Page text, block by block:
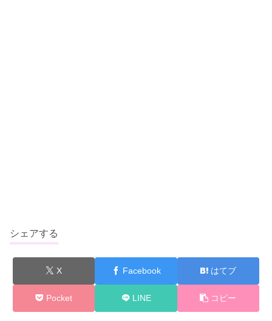
シェアする
X Facebook はてブ
Pocket LINE コピー